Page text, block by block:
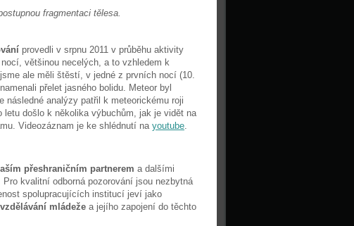
fragmentaci tělesa.
provedli v srpnu 2011 v průběhu aktivity
většinou necelých, a to vzhledem k
ale měli štěstí, v jedné z prvních nocí (10.
přelet jasného bolidu. Meteor byl
následné analýzy patřil k meteorickému roji
letu došlo k několika výbuchům, jak je vidět na
Videozáznam je ke shlédnutí na youtube.
přeshraničním partnerem a dalšími
kvalitní odborná pozorování jsou nezbytná
spolupracujících institucí jeví jako
vzdělávání mládeže a jejího zapojení do těchto